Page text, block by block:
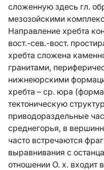
сложенную здесь гл.
мезозойскими
Направление хребта
вост.-сев.-вост.
хребта сложена
гранитами,
нижнеюрскими
хребта – ср. юра
тектоническую
приводораздельные
среднегорья, в
часто встречаются
выравнивания с
отношении О. х. входит